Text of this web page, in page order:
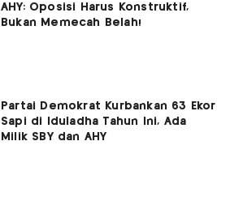
AHY: Oposisi Harus Konstruktif,
Bukan Memecah Belah!
Partai Demokrat Kurbankan 63 Ekor
Sapi di Iduladha Tahun Ini, Ada
Milik SBY dan AHY